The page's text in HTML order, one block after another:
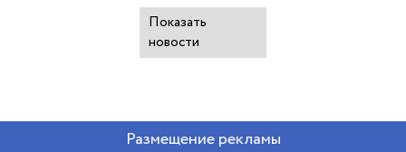
Показать
новости
Размещение рекламы